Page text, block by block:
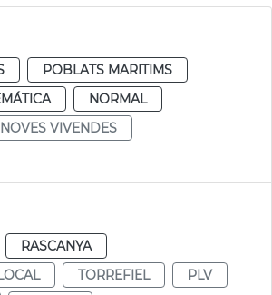
POBLATS MARITIMS
NORMAL
NOVES VIVENDES
RASCANYA
TORREFIEL
PLV